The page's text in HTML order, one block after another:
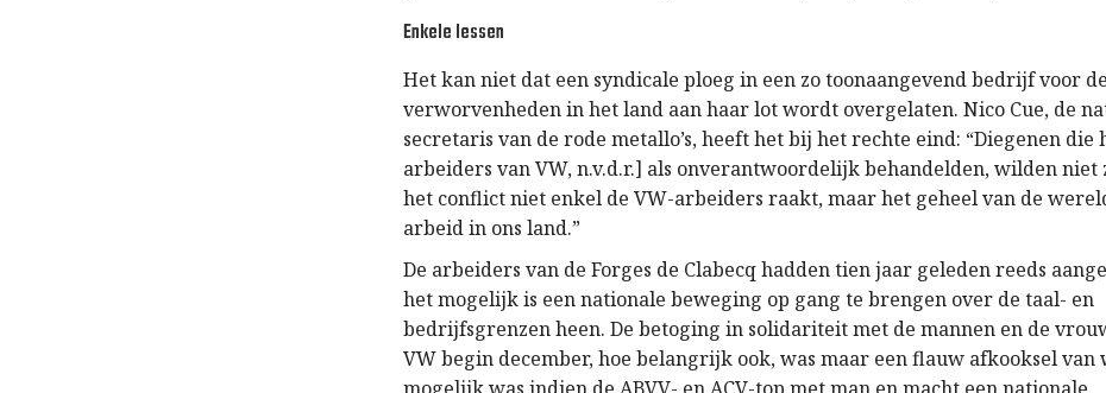
Enkele lessen
Het kan niet dat een syndicale ploeg in een zo toonaangevend bedrijf voor
verworvenheden in het land aan haar lot wordt overgelaten. Nico Cue, de
secretaris van de rode metallo’s, heeft het bij het rechte eind: “Diegenen die
arbeiders van VW, n.v.d.r.] als onverantwoordelijk behandelden, wilden niet
het conflict niet enkel de VW-arbeiders raakt, maar het geheel van de
arbeid in ons land.”
De arbeiders van de Forges de Clabecq hadden tien jaar geleden reeds
het mogelijk is een nationale beweging op gang te brengen over de taal- en
bedrijfsgrenzen heen. De betoging in solidariteit met de mannen en de
VW begin december, hoe belangrijk ook, was maar een flauw afkooksel van